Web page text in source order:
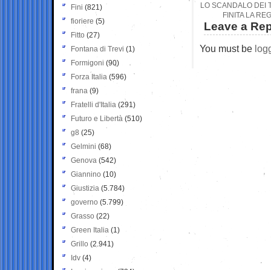
LO SCANDALO DEI
FINITA LA
Leave a
You must be
Fini (821)
fioriere (5)
Fitto (27)
Fontana di Trevi (1)
Formigoni (90)
Forza Italia (596)
frana (9)
Fratelli d'Italia (291)
Futuro e Libertà (510)
g8 (25)
Gelmini (68)
Genova (542)
Giannino (10)
Giustizia (5.784)
governo (5.799)
Grasso (22)
Green Italia (1)
Grillo (2.941)
Idv (4)